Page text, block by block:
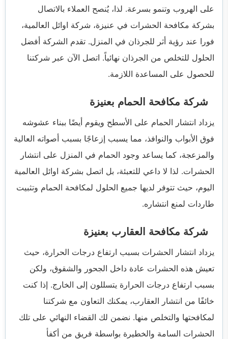
على الهروب وتنمو بسرعة. لذا، يُنصح العملاء بالاتصال
بشركة مكافحة الحشرات في عنيزة، شركة اوائل العالمية،
فورا عند رؤية أثر للجرذان في المنزل. تقدم الشركة أفضل
الحلول للتخلص من الجرذان نهائياً. اتصل الآن عبر شركتنا
للحصول على المساعدة اللازمة.
شركة مكافحة الحمام بعنيزة
يزداد انتشار الحمام على الأسطح ويقوم أيضًا ببناء عشوشه
فوق الأبواب والنوافذ، مما يسبب إزعاجًا بسبب أصواته العالية
والمزعجة، كما يساعد وجود الحمام في المنزل على انتشار
الحشرات. لذا لا داعي للتعبئة، بل اتصل بشركة اوائل العالمية
اليوم، حيث تتوفر لديها جميع الحلول لمكافحة الحمام وتثبيت
طاردات لمنع انتشاره.
شركة مكافحة العقارب بعنيزة
يزداد انتشار الحشرات بسبب ارتفاع درجات الحرارة، حيث
تعيش هذه الحشرات عادة داخل الجحور والشقوق، ولكن
بسبب ارتفاع درجات الحرارة يتسللون إلى الخارج. إذا كنت
خائفًا من انتشار العقارب، يمكنك التعاون مع شركتنا
لمكافحتها والتخلص منها. نضمن لك القضاء النهائي على تلك
الحشرات السامة والخطيرة بواسطة فريق من أكفأ